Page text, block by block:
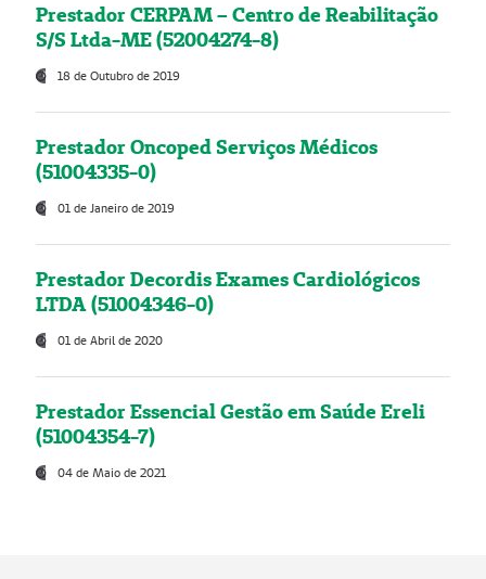
Prestador CERPAM – Centro de Reabilitação
S/S Ltda-ME (52004274-8)
18 de Outubro de 2019
Prestador Oncoped Serviços Médicos
(51004335-0)
01 de Janeiro de 2019
Prestador Decordis Exames Cardiológicos
LTDA (51004346-0)
01 de Abril de 2020
Prestador Essencial Gestão em Saúde Ereli
(51004354-7)
04 de Maio de 2021